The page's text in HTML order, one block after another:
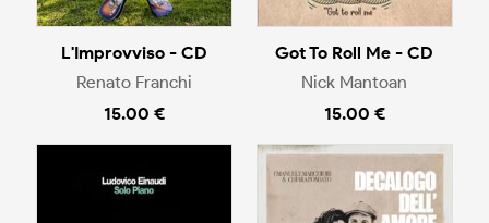
L'Improvviso - CD
Renato Franchi
15.00 €
Got To Roll Me - CD
Nick Mantoan
15.00 €